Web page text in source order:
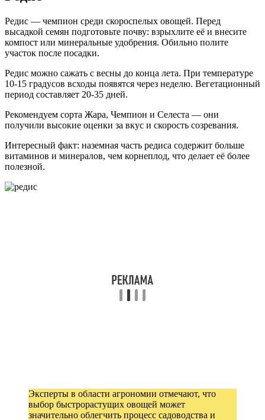
Редис — чемпион среди скороспелых овощей. Перед
высадкой семян подготовьте почву: взрыхлите её и внесите
компост или минеральные удобрения. Обильно полите
участок после посадки.
Редис можно сажать с весны до конца лета. При температуре
10-15 градусов всходы появятся через неделю. Вегетационный
период составляет 20-35 дней.
Рекомендуем сорта Жара, Чемпион и Селеста — они
получили высокие оценки за вкус и скорость созревания.
Интересный факт: наземная часть редиса содержит больше
витаминов и минералов, чем корнеплод, что делает её более
полезной.
Эксперты в области агрономии отмечают, что
выбор быстрорастущих овощей может
значительно облегчить процесс садоводства и